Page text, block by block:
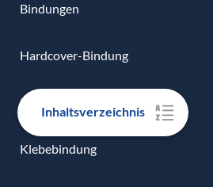
Inhaltsverzeichnis
Bindungen
Hardcover-Bindung
Softcover-Bindung
Klebebindung